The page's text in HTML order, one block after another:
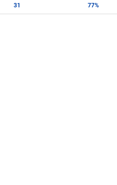
31 77%